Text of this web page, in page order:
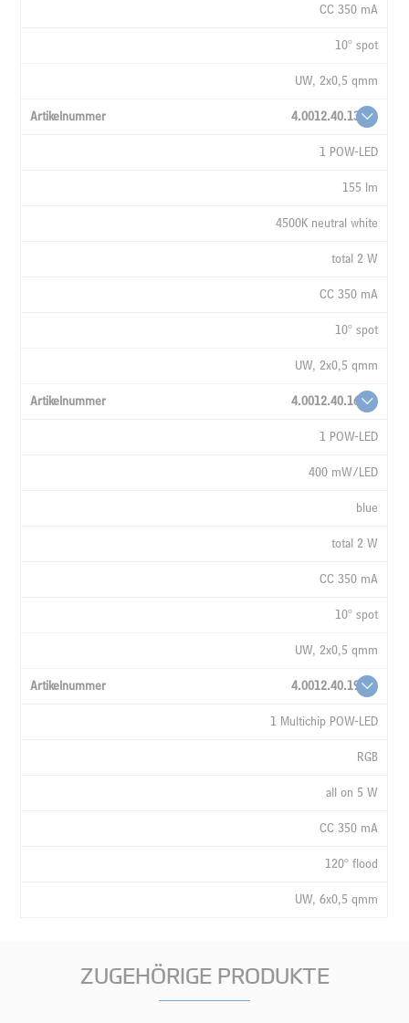
CC 350 mA
10° spot
UW, 2x0,5 qmm
4.0012.40.13
1 POW-LED
155 lm
4500K neutral white
total 2 W
CC 350 mA
10° spot
UW, 2x0,5 qmm
4.0012.40.16
1 POW-LED
400 mW/LED
blue
total 2 W
CC 350 mA
10° spot
UW, 2x0,5 qmm
4.0012.40.19
1 Multichip POW-LED
RGB
all on 5 W
CC 350 mA
120° flood
UW, 6x0,5 qmm
ZUGEHÖRIGE PRODUKTE